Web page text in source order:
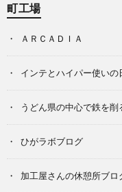
町工場
ＡＲＣＡＤＩＡ
インテとハイパー使いの
うどん県の中心で鉄を削
ひがラボブログ
加工屋さんの休憩所ブロ